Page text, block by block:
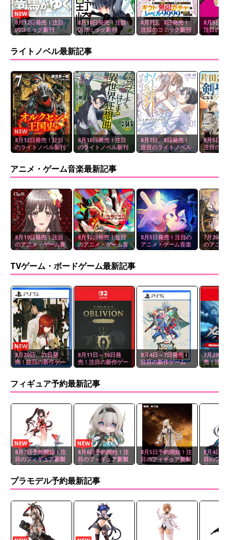
8月12日発売！注目
のコミック新刊
NEW
8月10日発売！注目
のコミック新刊
8月7日、8日発売！
注目のコミック新刊
8月5日、
注目のコ
ライトノベル最新記事
8月12日発売！注目
のライトノベル新刊
NEW
8月10日発売！注目
のライトノベル新刊
8月7日、8日発売！
注目のライトノベル
新刊
8月5日、
注目のラ
新刊
アニメ・ゲーム音楽最新記事
8月19日発売！注目
のアニメ・ゲーム音
楽
8月12日発売！注目
のアニメ・ゲーム音
楽
8月5日発売！注目の
アニメ・ゲーム音楽
7月29日
のアニメ
楽
TVゲーム・ボードゲーム最新記事
8月20日、21日発
売！注目の新作ゲー
ム
NEW
8月11日～16日発
売！注目の新作ゲー
ム
8月4日～7日発売！
注目の新作ゲーム
7月29日
売！注目
ム
フィギュア予約最新記事
8月7日予約開始！注
目のフィギュア新製
品
NEW
8月6日予約開始！注
目のフィギュア新製
品
NEW
8月5日予約開始！注
目のフィギュア新製
品
8月4日予
目のフィ
品
プラモデル予約最新記事